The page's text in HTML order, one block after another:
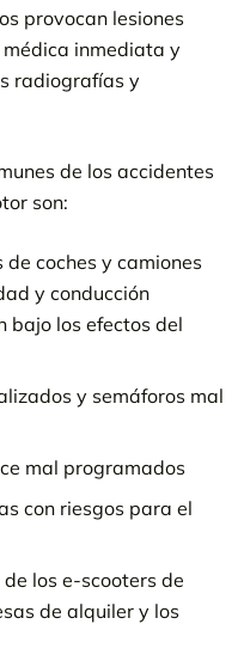
provocan lesiones
inmediata y
radiografías y
de los accidentes
son:
coches y camiones
y conducción
bajo los efectos del
y semáforos mal
mal programados
con riesgos para el
los e-scooters de
de alquiler y los